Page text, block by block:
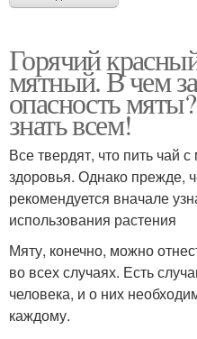
Горячий
мятный. В чем
опасность
знать всем!
Все твердят, что пить чай
здоровья. Однако прежде,
рекомендуется вначале
использования растения
Мяту, конечно, можно
во всех случаях. Есть
человека, и о них
каждому.